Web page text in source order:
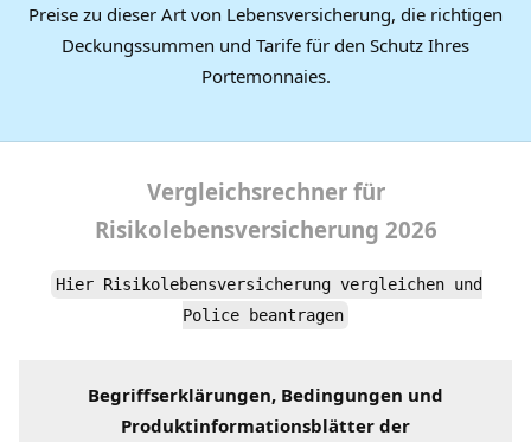
Preise zu dieser Art von Lebensversicherung, die richtigen
Deckungssummen und Tarife für den Schutz Ihres
Portemonnaies.
Vergleichsrechnerfür
Risikolebensversicherung 2026
Hier Risikolebensversicherung vergleichen und
Police beantragen
Begriffserklärungen, Bedingungen und
Produktinformationsblätter der